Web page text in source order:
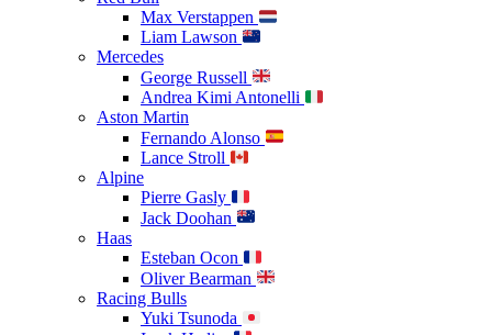
Max Verstappen
Liam Lawson
Mercedes
George Russell
Andrea Kimi Antonelli
Aston Martin
Fernando Alonso
Lance Stroll
Alpine
Pierre Gasly
Jack Doohan
Haas
Esteban Ocon
Oliver Bearman
Racing Bulls
Yuki Tsunoda